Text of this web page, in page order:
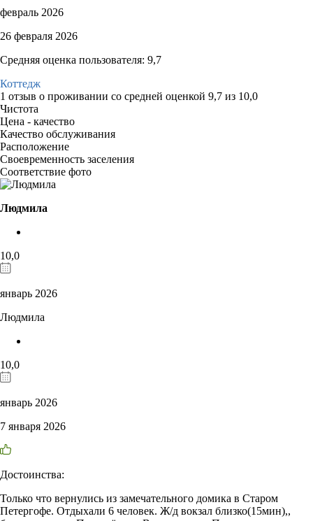
февраль 2026
26 февраля 2026
Средняя оценка пользователя: 9,7
Коттедж
1 отзыв о проживании со средней оценкой 9,7 из 10,0
Чистота
Цена - качество
Качество обслуживания
Расположение
Своевременность заселения
Соответствие фото
Людмила
10,0
январь 2026
Людмила
10,0
январь 2026
7 января 2026
Достоинства:
Только что вернулись из замечательного домика в Старом
Петергофе. Отдыхали 6 человек. Ж/д вокзал близко(15мин),,